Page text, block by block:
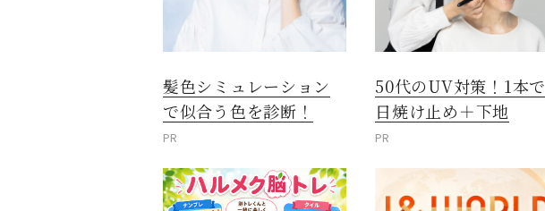
髪色シミュレーション
で似合う色を診断！
PR
50代のUV対策！1本で
日焼け止め＋下地
PR